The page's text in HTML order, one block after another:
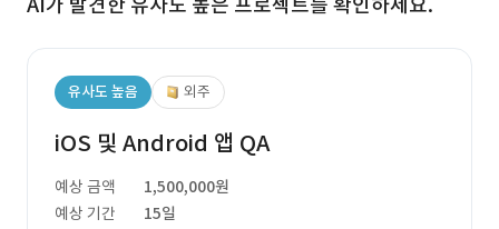
유사도 높음 외주
iOS 및 Android 앱 QA
예상 금액
1,500,000원
예상 기간
15일